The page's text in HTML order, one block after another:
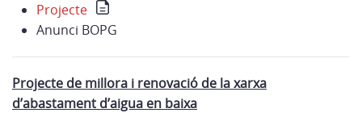
Projecte
Anunci BOPG
Projecte de millora i renovació de la xarxa
d’abastament d’aigua en baixa